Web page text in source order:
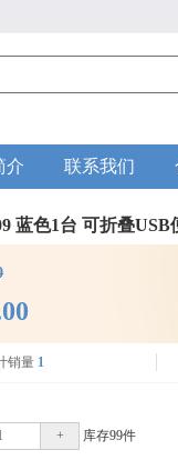
介 联系我们
蓝色1台 可折叠
销量 1
+ 库存99件